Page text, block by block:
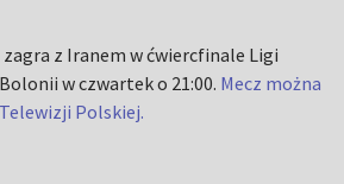
z Iranem w ćwiercfinale Ligi
w czwartek o 21:00. Mecz można
Polskiej.